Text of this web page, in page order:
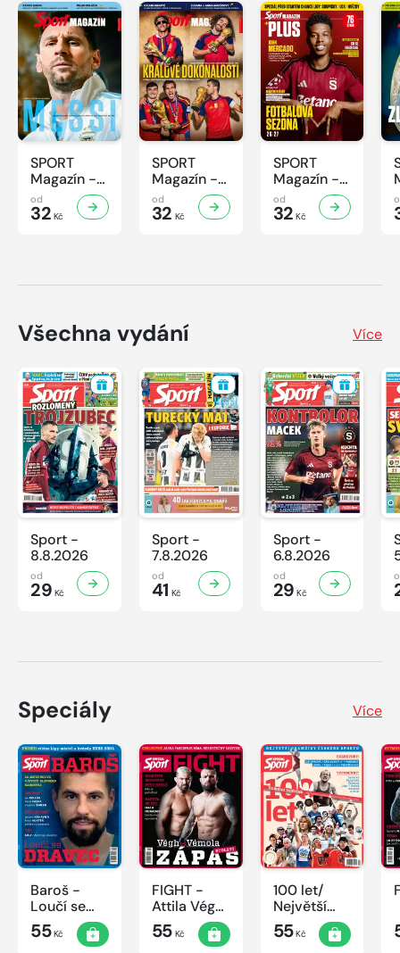
SPORT
Magazín -
32/2026
od
32 Kč
SPORT
Magazín -
31/2026
od
32 Kč
SPORT
Magazín -
30/2026
od
32 Kč
Všechna vydání Více
Sport -
8.8.2026
od
29 Kč
Sport -
7.8.2026
od
41 Kč
Sport -
6.8.2026
od
29 Kč
Speciály Více
Baroš -
Loučí se
dravec
55Kč
FIGHT -
Attila Végh
vs. Karlos
Vémola
55Kč
100 let/
Největší
okamžiky
českého
55Kč